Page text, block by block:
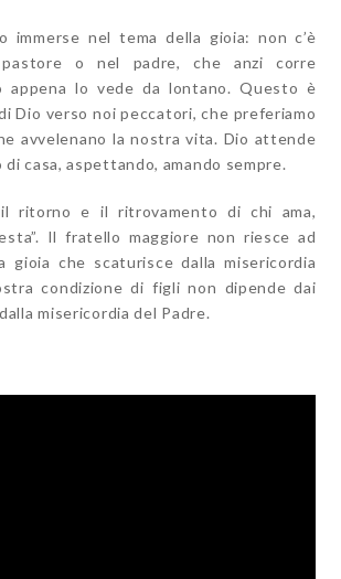
immerse nel tema della gioia: non c’è
o nel padre, che anzi corre
appena lo vede da lontano. Questo è
Dio verso noi peccatori, che preferiamo
avvelenano la nostra vita. Dio attende
di casa, aspettando, amando sempre.
ritorno e il ritrovamento di chi ama,
Il fratello maggiore non riesce ad
gioia che scaturisce dalla misericordia
condizione di figli non dipende dai
misericordia del Padre.